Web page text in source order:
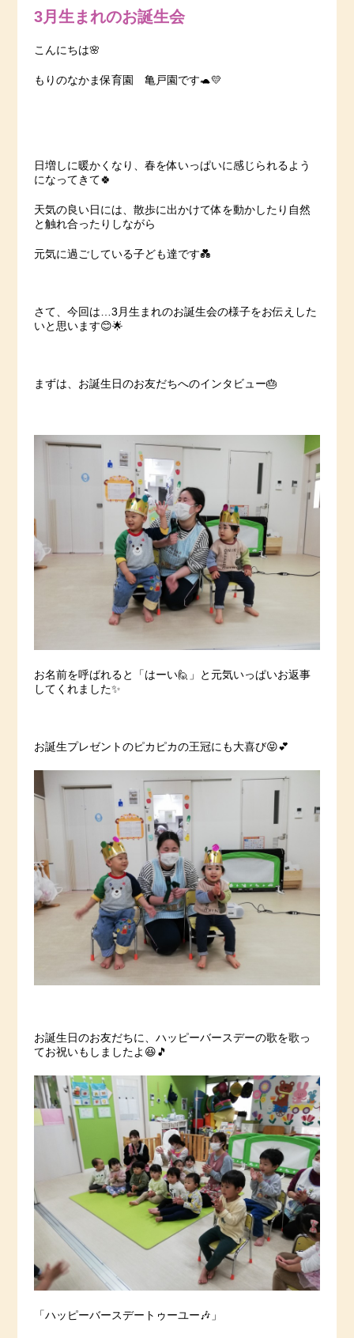
3月生まれのお誕生会
こんにちは🌸
もりのなかま保育園 亀戸園です🐢💛
日増しに暖かくなり、春を体いっぱいに感じられるよう
になってきて🍀
天気の良い日には、散歩に出かけて体を動かしたり自然
と触れ合ったりしながら
元気に過ごしている子ども達です💑
さて、今回は…3月生まれのお誕生会の様子をお伝えした
いと思います😊🌟
まずは、お誕生日のお友だちへのインタビュー🎂
お名前を呼ばれると「はーい🙋」と元気いっぱいお返事
してくれました✨
お誕生プレゼントのピカピカの王冠にも大喜び😝💕
お誕生日のお友だちに、ハッピーバースデーの歌を歌っ
てお祝いもしましたよ😆🎵
「ハッピーバースデートゥーユー🎶」